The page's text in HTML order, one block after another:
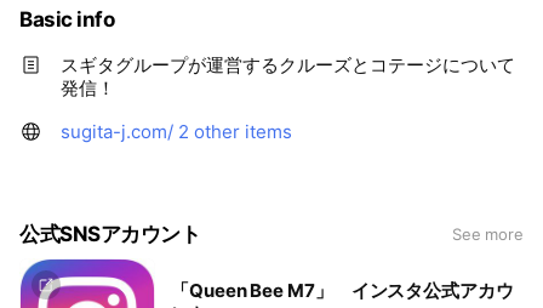
Basic info
スギタグループが運営するクルーズとコテージについて
発信！
sugita-j.com/ 2 other items
公式SNSアカウント See more
「Queen Bee M7」 インスタ公式アカウ